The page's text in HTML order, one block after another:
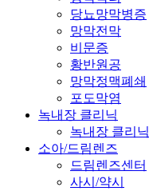
당뇨망막병증
망막전막
비문증
황반원공
망막정맥폐쇄
포도막염
녹내장 클리닉
녹내장 클리닉
소아/드림렌즈
드림렌즈센터
사시/약시